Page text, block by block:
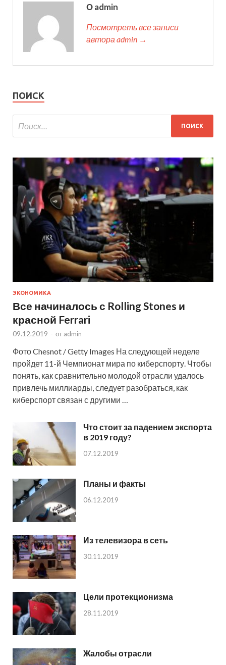
О admin
Посмотреть все записи
автора admin →
ПОИСК
ЭКОНОМИКА
Все начиналось с Rolling Stones и
красной Ferrari
09.12.2019 - от admin
Фото Chesnot / Getty Images На следующей неделе
пройдет 11-й Чемпионат мира по киберспорту. Чтобы
понять, как сравнительно молодой отрасли удалось
привлечь миллиарды, следует разобраться, как
киберспорт связан с другими …
Что стоит за падением экспорта
в 2019 году?
07.12.2019
Планы и факты
06.12.2019
Из телевизора в сеть
30.11.2019
Цели протекционизма
28.11.2019
Жалобы отрасли